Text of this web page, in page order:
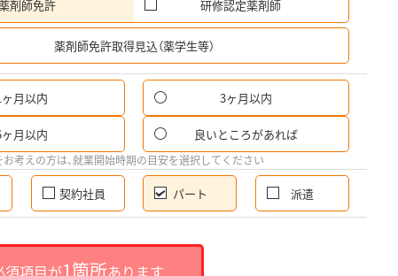
剤師免許 研修認定薬剤師
薬剤師免許取得見込（薬学生等）
月以内 3ヶ月以内
月以内 良いところがあれば
考えの方は、就業開始時期の目安を選択してください
契約社員 パート 派遣
1箇所